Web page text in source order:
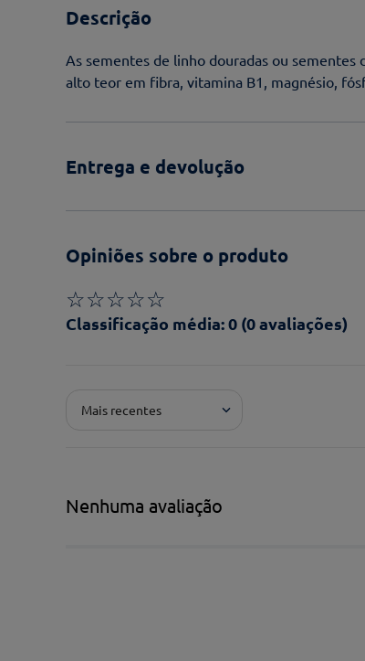
Descrição
As sementes de linho douradas ou sementes
alto teor em fibra, vitamina B1, magnésio,
Entrega e devolução
Opiniões sobre o produto
☆☆☆☆☆
Classificação média: 0 (0 avaliações)
Pontuação*
Mais recentes
Nenhuma avaliação